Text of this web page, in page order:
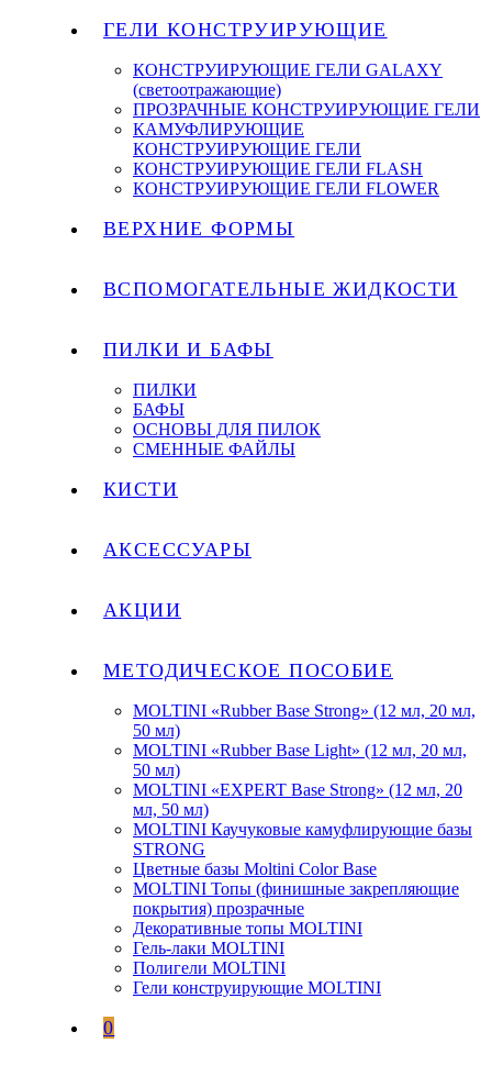
ГЕЛИ КОНСТРУИРУЮЩИЕ
КОНСТРУИРУЮЩИЕ ГЕЛИ GALAXY
(светоотражающие)
ПРОЗРАЧНЫЕ КОНСТРУИРУЮЩИЕ ГЕЛИ
КАМУФЛИРУЮЩИЕ
КОНСТРУИРУЮЩИЕ ГЕЛИ
КОНСТРУИРУЮЩИЕ ГЕЛИ FLASH
КОНСТРУИРУЮЩИЕ ГЕЛИ FLOWER
ВЕРХНИЕ ФОРМЫ
ВСПОМОГАТЕЛЬНЫЕ ЖИДКОСТИ
ПИЛКИ И БАФЫ
ПИЛКИ
БАФЫ
ОСНОВЫ ДЛЯ ПИЛОК
СМЕННЫЕ ФАЙЛЫ
КИСТИ
АКСЕССУАРЫ
АКЦИИ
МЕТОДИЧЕСКОЕ ПОСОБИЕ
MOLTINI «Rubber Base Strong» (12 мл, 20 мл,
50 мл)
MOLTINI «Rubber Base Light» (12 мл, 20 мл,
50 мл)
MOLTINI «EXPERT Base Strong» (12 мл, 20
мл, 50 мл)
MOLTINI Каучуковые камуфлирующие базы
STRONG
Цветные базы Moltini Color Base
MOLTINI Топы (финишные закрепляющие
покрытия) прозрачные
Декоративные топы MOLTINI
Гель-лаки MOLTINI
Полигели MOLTINI
Гели конструирующие MOLTINI
0